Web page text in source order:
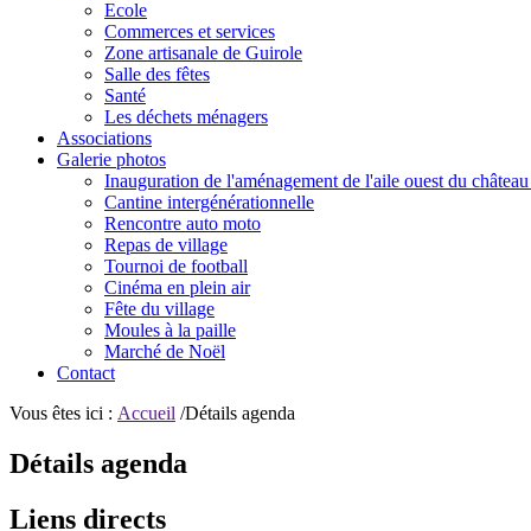
Ecole
Commerces et services
Zone artisanale de Guirole
Salle des fêtes
Santé
Les déchets ménagers
Associations
Galerie photos
Inauguration de l'aménagement de l'aile ouest du
Cantine intergénérationnelle
Rencontre auto moto
Repas de village
Tournoi de football
Cinéma en plein air
Fête du village
Moules à la paille
Marché de Noël
Contact
Vous êtes ici : Accueil /Détails agenda
Détails agenda
Liens directs